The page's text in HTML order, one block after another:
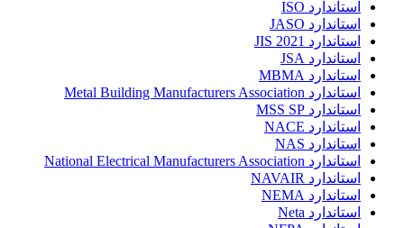
استاندارد ISO
استاندارد JASO
استاندارد JIS 2021
استاندارد JSA
استاندارد MBMA
استاندارد Metal Building Manufacturers Association
استاندارد MSS SP
استاندارد NACE
استاندارد NAS
استاندارد National Electrical Manufacturers Association
استاندارد NAVAIR
استاندارد NEMA
استاندارد Neta